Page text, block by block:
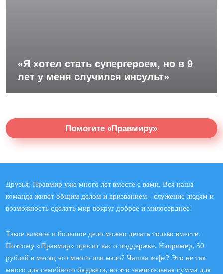
«Я хотел стать супергероем, но в 9
лет у меня случился инсульт»
Помогите «Правмиру»
Друзья, Правмир уже много лет вместе с вами. Вся наша
команда живет общим делом и призванием - служение людям и
возможность сделать мир вокруг добрее и милосерднее!
Такое важное и большое дело можно делать только вместе.
Поэтому «Правмир» просит вас о поддержке. Например, 50
рублей в месяц это много или мало? Чашка кофе? Это не так
много для семейного бюджета, но это значительная сумма для